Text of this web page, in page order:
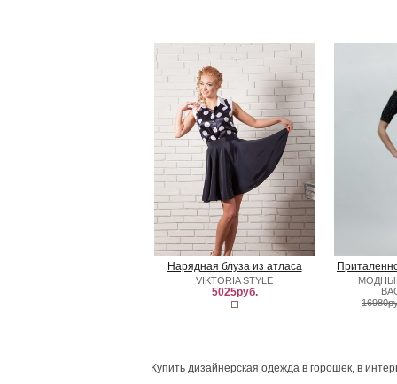
Нарядная блуза из атласа
VIKTORIA STYLE
5025руб.
Купить дизайнерская одежда в горошек, в